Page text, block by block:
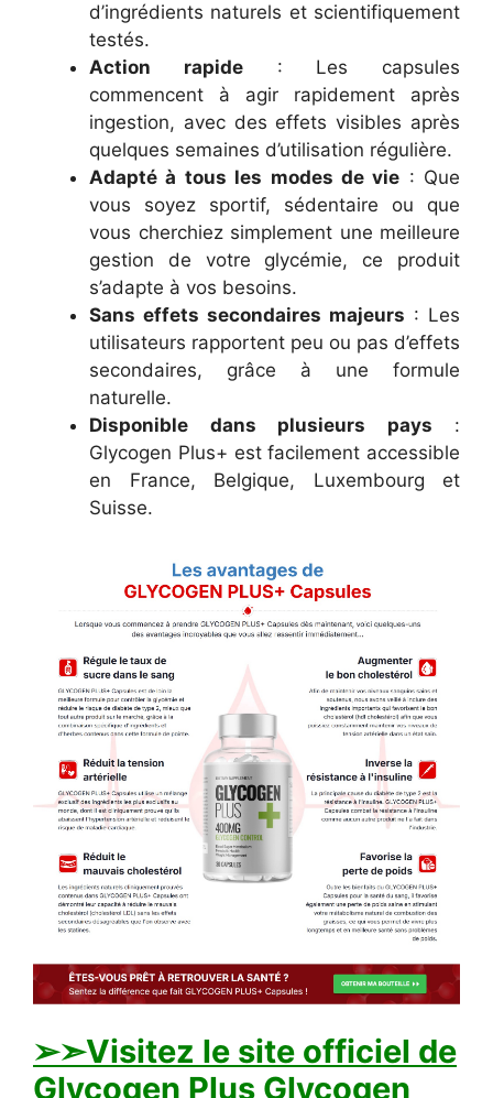
d’ingrédients naturels et scientifiquement
testés.
Action rapide: Les capsules
commencent à agir rapidement après
ingestion, avec des effets visibles après
quelques semaines d’utilisation régulière.
Adapté à tous les modes de vie : Que
vous soyez sportif, sédentaire ou que
vous cherchiez simplement une meilleure
gestion de votre glycémie, ce produit
s’adapte à vos besoins.
Sans effets secondaires majeurs : Les
utilisateurs rapportent peu ou pas d’effets
secondaires, grâce à une formule
naturelle.
Disponible dans plusieurs pays :
Glycogen Plus+ est facilement accessible
en France, Belgique, Luxembourg et
Suisse.
➢➣Visitez le site officiel de
Glycogen Plus Glycogen